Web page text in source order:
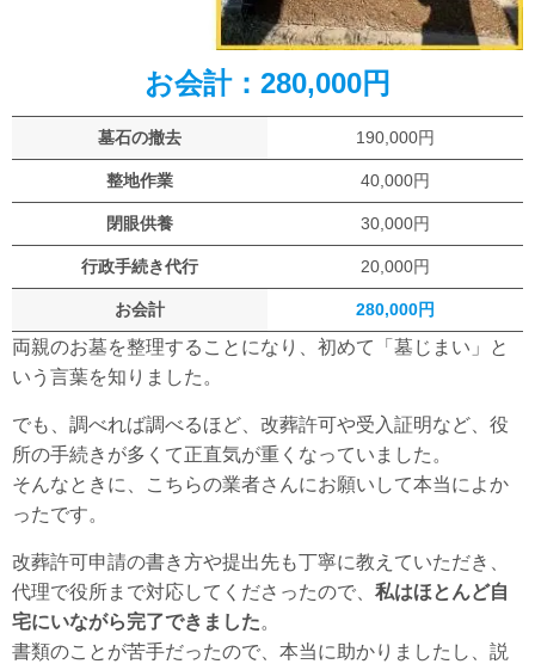
お会計： 280,000円
墓石の撤去 190,000円
整地作業 40,000円
閉眼供養 30,000円
行政手続き代行 20,000円
お会計 280,000円
両親のお墓を整理することになり、初めて「墓じまい」と
いう言葉を知りました。
でも、調べれば調べるほど、改葬許可や受入証明など、役
所の手続きが多くて正直気が重くなっていました。
そんなときに、こちらの業者さんにお願いして本当によか
ったです。
改葬許可申請の書き方や提出先も丁寧に教えていただき、
代理で役所まで対応してくださったので、 私はほとんど自
宅にいながら完了できました。
書類のことが苦手だったので、本当に助かりましたし、説